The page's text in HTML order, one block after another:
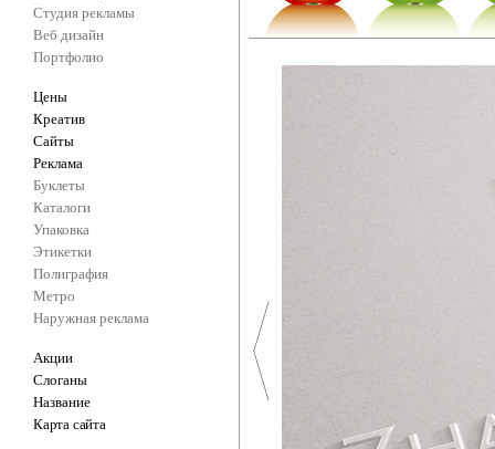
Студия рекламы
Веб дизайн
Портфолио
Цены
Креатив
Сайты
Реклама
Буклеты
Каталоги
Упаковка
Этикетки
Полиграфия
Метро
Наружная реклама
Акции
Слоганы
Название
Карта сайта